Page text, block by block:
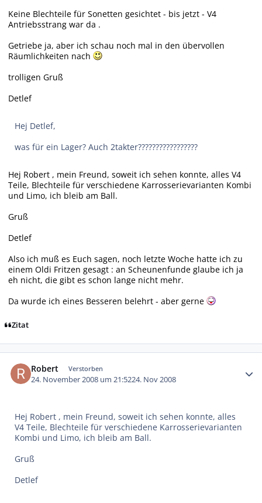
Keine Blechteile für Sonetten gesichtet - bis jetzt - V4
Antriebsstrang war da .
Getriebe ja, aber ich schau noch mal in den übervollen
Räumlichkeiten nach
trolligen Gruß
Detlef
Hej Detlef,
was für ein Lager? Auch 2takter?????????????????
Hej Robert , mein Freund, soweit ich sehen konnte, alles V4
Teile, Blechteile für verschiedene Karrosserievarianten Kombi
und Limo, ich bleib am Ball.
Gruß
Detlef
Also ich muß es Euch sagen, noch letzte Woche hatte ich zu
einem Oldi Fritzen gesagt : an Scheunenfunde glaube ich ja
eh nicht, die gibt es schon lange nicht mehr.
Da wurde ich eines Besseren belehrt - aber gerne
Zitat
Robert Verstorben
24. November 2008 um 21:5224. Nov 2008
Hej Robert , mein Freund, soweit ich sehen konnte, alles
V4 Teile, Blechteile für verschiedene Karrosserievarianten
Kombi und Limo, ich bleib am Ball.
Gruß
Detlef